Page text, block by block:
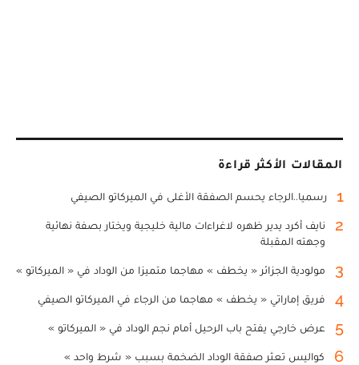
المقالات الأكثر قراءة
1 رسميا..الرجاء يحسم الصفقة الأغلى في الميركاتو الصيفي
2
نايف أكرد يدير ظهره لاغراءات مالية خليجية ويختار بصفة نهائية
وجهته المقبلة
3 مولودية الجزائر « يخطف » مهاجما متميزا من الوداد في « الميركاتو »
4 فريق إماراتي « يخطف » مهاجما من الرجاء في الميركاتو الصيفي
5 عرض خارجي يفتح باب الرحيل أمام نجم الوداد في « الميركاتو »
6 كواليس تعثر صفقة الوداد الضخمة بسبب « شرط واحد »